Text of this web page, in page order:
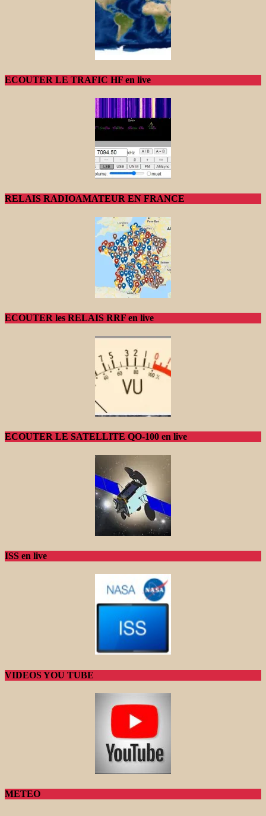
ECOUTER LE TRAFIC HF en live
RELAIS RADIOAMATEUR EN FRANCE
ECOUTER les RELAIS RRF en live
ECOUTER LE SATELLITE QO-100 en live
ISS en live
VIDEOS YOU TUBE
METEO